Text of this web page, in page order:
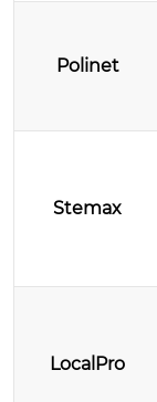
Polinet
Stemax
LocalPro